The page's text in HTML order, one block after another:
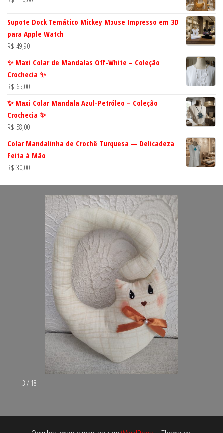
Supote Dock Temático Mickey Mouse Impresso em 3D
para Apple Watch
R$ 49,90
✨ Maxi Colar de Mandalas Off-White – Coleção
Crochecia ✨
R$ 65,00
✨ Maxi Colar Mandala Azul-Petróleo – Coleção
Crochecia ✨
R$ 58,00
Colar Mandalinha de Crochê Turquesa — Delicadeza
Feita à Mão
R$ 30,00
3 / 18